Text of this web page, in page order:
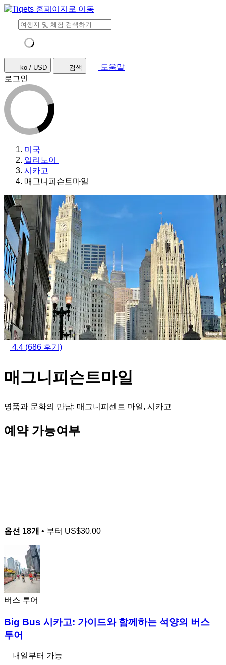
ko / USD 검색
도움말
로그인
미국
일리노이
시카고
매그니피슨트마일
4.4 (686 후기)
매그니피슨트마일
명품과 문화의 만남: 매그니피센트 마일, 시카고
예약 가능여부
옵션 18개 • 부터 US$30.00
버스 투어
Big Bus 시카고: 가이드와 함께하는 석양의 버스
투어
내일부터 가능